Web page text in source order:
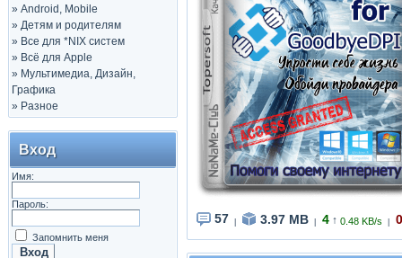
» Android, Mobile
» Детям и родителям
» Все для *NIX систем
» Всё для Apple
» Мультимедиа, Дизайн,
Графика
» Разное
Вход
Имя:
Пароль:
Запомнить меня
57 3.97 MB 4 ↑ 0.48 KB/s 0